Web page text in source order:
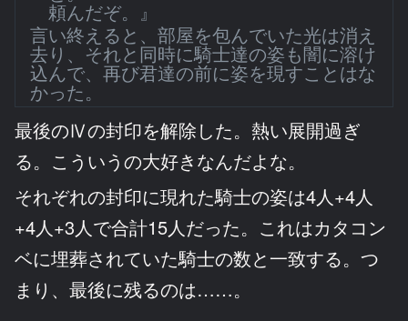
頼んだぞ。』
言い終えると、部屋を包んでいた光は消え
去り、それと同時に騎士達の姿も闇に溶け
込んで、再び君達の前に姿を現すことはな
かった。
最後のⅣの封印を解除した。熱い展開過ぎ
る。こういうの大好きなんだよな。
それぞれの封印に現れた騎士の姿は4人+4人
+4人+3人で合計15人だった。これはカタコン
ベに埋葬されていた騎士の数と一致する。つ
まり、最後に残るのは……。